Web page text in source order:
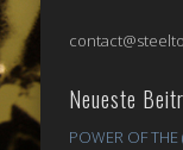
Neueste
POWER OF